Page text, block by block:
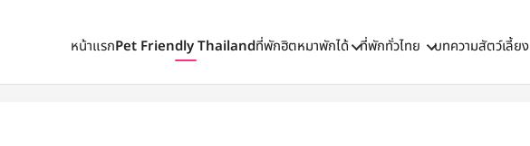
หน้าแรกPet Friendly Thailandที่พักฮิตหมาพักได้ ที่พักทั่วไทย บทความสัตว์เลี้ยง